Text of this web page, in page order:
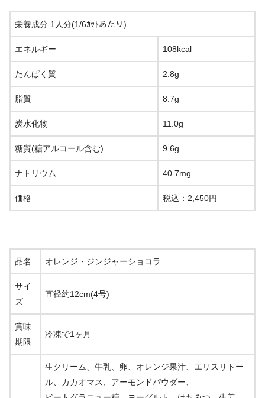
栄養成分 1人分(1/6ｶｯﾄあたり)
エネルギー 108kcal
たんぱく質 2.8g
脂質 8.7g
炭水化物 11.0g
糖質(糖アルコール含む) 9.6g
ナトリウム 40.7mg
価格 税込：2,450円
品名 オレンジ・ジンジャーショコラ
サイ
ズ
直径約12cm(4号)
賞味
期限
冷凍で1ヶ月
生クリーム、牛乳、卵、オレンジ果汁、エリスリトー
ル、カカオマス、アーモンドパウダー、